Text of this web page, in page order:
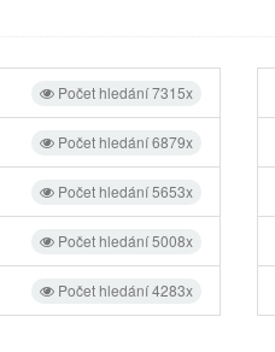
Počet hledání 7315x
Počet hledání 6879x
Počet hledání 5653x
Počet hledání 5008x
Počet hledání 4283x